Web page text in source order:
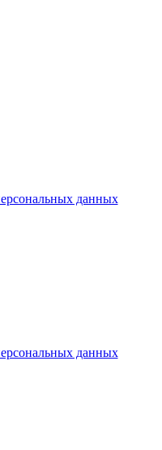
данных
данных